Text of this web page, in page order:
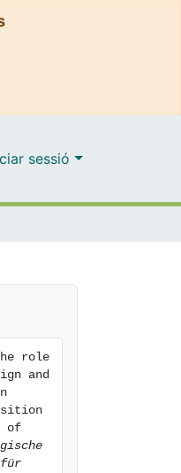
sessió
role
and
of
für